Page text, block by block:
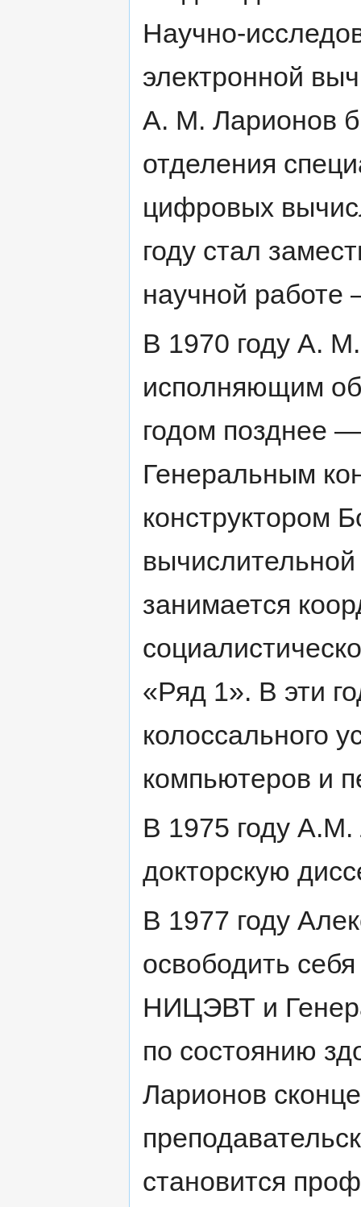
Научно-
электронной
А. М. Ларионов
отделения
цифровых
году стал
научной работе
В 1970 году А.
исполняющим
годом позднее
Генеральным
конструктором
занимается
«Ряд 1». В эти
колоссального
компьютеров и
В 1975 году
докторскую
В 1977 году
освободить
НИЦЭВТ и
по состоянию
Ларионов
становится